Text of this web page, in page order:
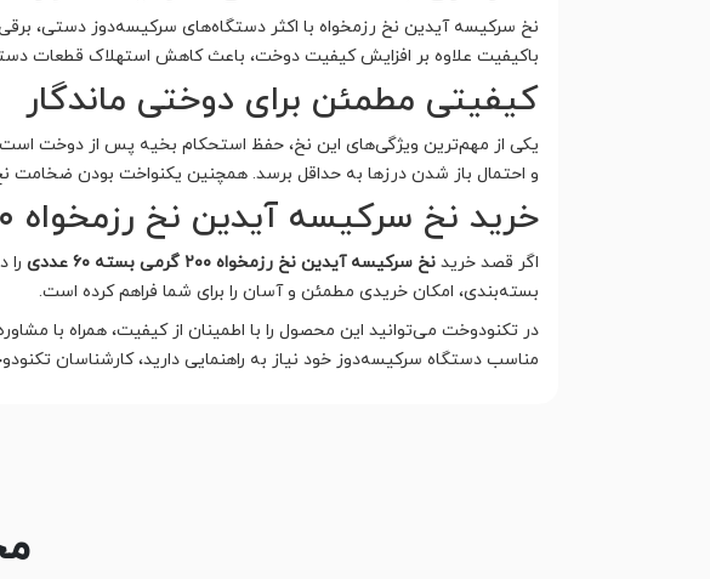
نخ سرکیسه آیدین نخ رزمخواه با اکثر دستگاه‌های سرکیسه‌دوز دستی،
باکیفیت علاوه بر افزایش کیفیت دوخت، باعث کاهش استهلاک قطعات
کیفیتی مطمئن برای دوختی ماندگار
یکی از مهم‌ترین ویژگی‌های این نخ، حفظ استحکام بخیه پس از دوخت است.
و احتمال باز شدن درزها به حداقل برسد. همچنین یکنواخت بودن ضخامت
خرید نخ سرکیسه آیدین نخ رزمخواه ۲۰۰ گرمی بسته ۶۰ عددی از تکنودوخت
اگر قصد خرید نخ سرکیسه آیدین نخ رزمخواه ۲۰۰ گرمی بسته ۶۰ عددی
را
بسته‌بندی، امکان خریدی مطمئن و آسان را برای شما فراهم کرده است.
در تکنودوخت می‌توانید این محصول را با اطمینان از کیفیت، همراه با
مناسب دستگاه سرکیسه‌دوز خود نیاز به راهنمایی دارید، کارشناسان